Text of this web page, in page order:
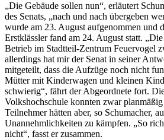
„Die Gebäude sollen nun“, erläutert
des Senats, „nach und nach übergeben
wurde am 23. August aufgenommen und
Erstklässler fand am 24. August statt.
Betrieb im Stadtteil-Zentrum Feuervogel
allerdings hat mir der Senat in seiner
mitgeteilt, dass die Aufzüge noch nicht
Mütter mit Kinderwagen und kleinen
schwierig“, fährt der Abgeordnete fort.
Volkshochschule konnten zwar
Teilnehmer hätten aber, so Schumacher,
Unannehmlichkeiten zu kämpfen. „So
nicht“, fasst er zusammen.